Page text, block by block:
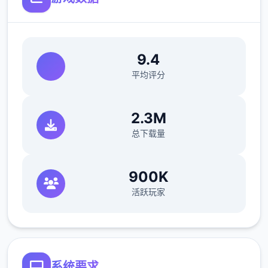
Zipmod
名为 .zipmod（或简称 .zip）。这样做的好处
是，您可以安装和卸载模组，而无需修改应用
可。
回滚到之前的状态很容易，但您需要事先准备
9.4
平均评分
2.3M
总下载量
900K
活跃玩家